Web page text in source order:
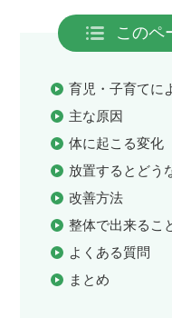
このペ
育児・子育てに
主な原因
体に起こる変化
放置するとどう
改善方法
整体で出来るこ
よくある質問
まとめ